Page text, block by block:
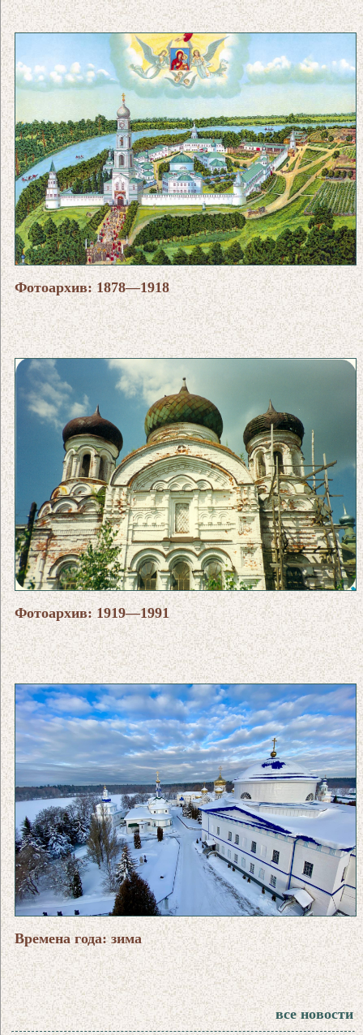
Фотоархив: 1878—1918
Фотоархив: 1919—1991
Времена года: зима
все новости